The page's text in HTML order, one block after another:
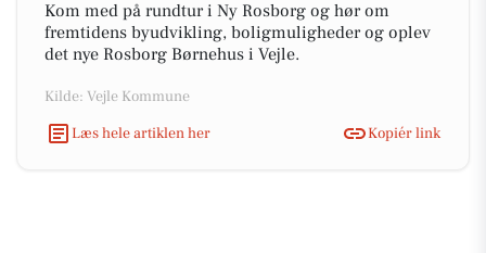
Kom med på rundtur i Ny Rosborg og hør om
fremtidens byudvikling, boligmuligheder og oplev
det nye Rosborg Børnehus i Vejle.
Kilde: Vejle Kommune
Læs hele artiklen her
Kopiér link